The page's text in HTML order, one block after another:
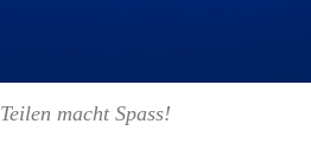
Teilen macht Spass!